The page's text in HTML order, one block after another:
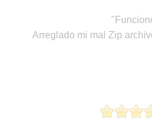
Arreglado mi mal Zip